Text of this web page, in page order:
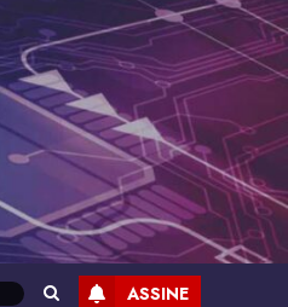
ASSINE